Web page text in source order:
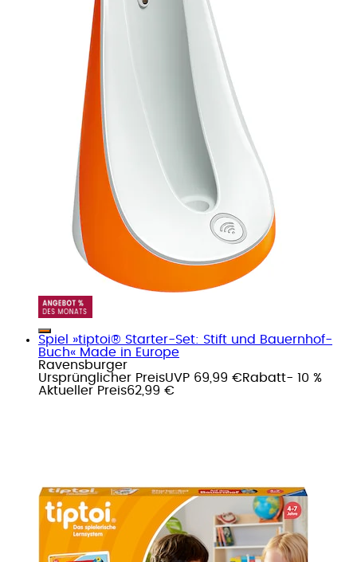
Spiel »tiptoi® Starter-Set: Stift und Bauernhof-
Buch« Made in Europe
Ravensburger
Ursprünglicher PreisUVP 69,99 €Rabatt- 10 %
Aktueller Preis62,99 €